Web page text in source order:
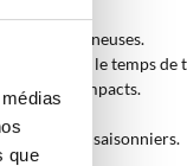
que
volumineuses.
réduit le temps de
bois compacts.
les besoins saisonniers.